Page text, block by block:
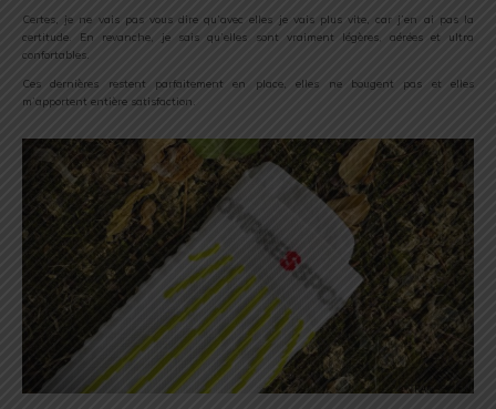
Certes, je ne vais pas vous dire qu’avec elles je vais plus vite, car j’en ai pas la
certitude. En revanche, je sais qu’elles sont vraiment légères, aérées et ultra
confortables.
Ces dernières restent parfaitement en place, elles ne bougent pas et elles
m’apportent entière satisfaction.